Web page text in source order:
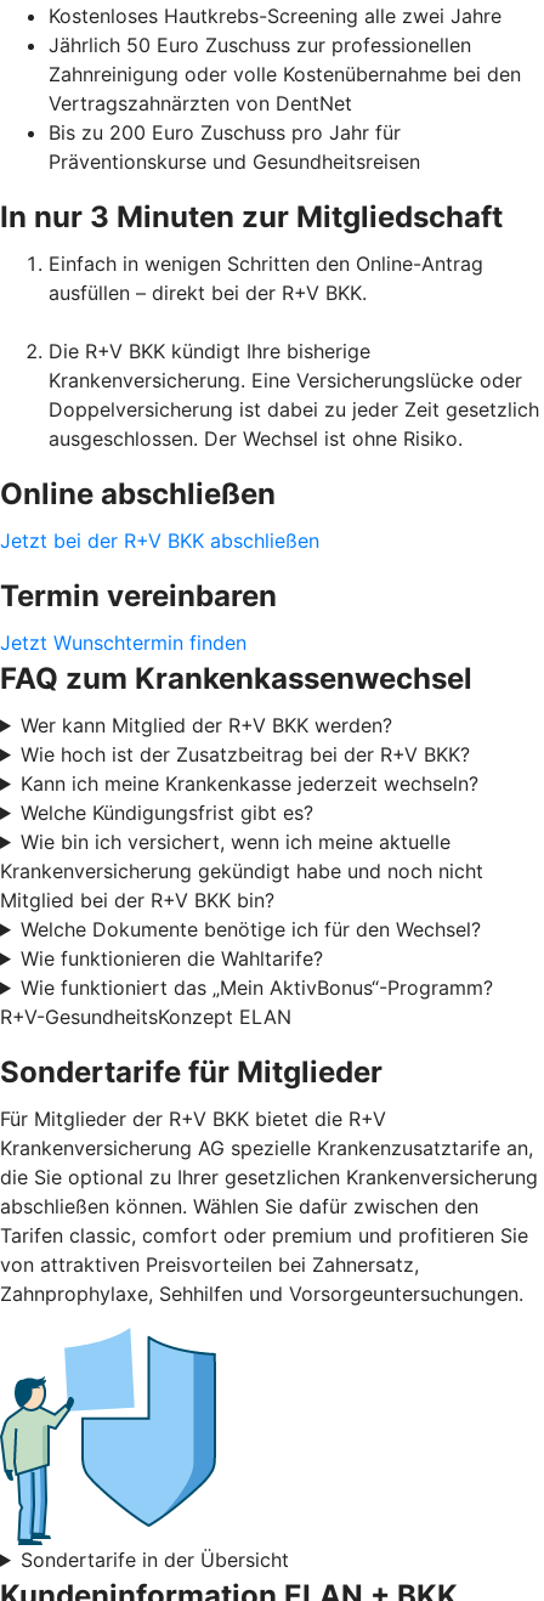
Kostenloses Hautkrebs-Screening alle zwei Jahre
Jährlich 50 Euro Zuschuss zur professionellen
Zahnreinigung oder volle Kostenübernahme bei den
Vertragszahnärzten von DentNet
Bis zu 200 Euro Zuschuss pro Jahr für
Präventionskurse und Gesundheitsreisen
In nur 3 Minuten zur Mitgliedschaft
Einfach in wenigen Schritten den Online-Antrag
ausfüllen – direkt bei der R+V BKK.
Die R+V BKK kündigt Ihre bisherige
Krankenversicherung. Eine Versicherungslücke oder
Doppelversicherung ist dabei zu jeder Zeit gesetzlich
ausgeschlossen. Der Wechsel ist ohne Risiko.
Online abschließen
Jetzt bei der R+V BKK abschließen
Termin vereinbaren
Jetzt Wunschtermin finden
FAQ zum Krankenkassenwechsel
Wer kann Mitglied der R+V BKK werden?
Wie hoch ist der Zusatzbeitrag bei der R+V BKK?
Kann ich meine Krankenkasse jederzeit wechseln?
Welche Kündigungsfrist gibt es?
Wie bin ich versichert, wenn ich meine aktuelle
Krankenversicherung gekündigt habe und noch nicht
Mitglied bei der R+V BKK bin?
Welche Dokumente benötige ich für den Wechsel?
Wie funktionieren die Wahltarife?
Wie funktioniert das „Mein AktivBonus“-Programm?
R+V-GesundheitsKonzept ELAN
Sondertarife für Mitglieder
Für Mitglieder der R+V BKK bietet die R+V
Krankenversicherung AG spezielle Krankenzusatztarife an,
die Sie optional zu Ihrer gesetzlichen Krankenversicherung
abschließen können. Wählen Sie dafür zwischen den
Tarifen classic, comfort oder premium und profitieren Sie
von attraktiven Preisvorteilen bei Zahnersatz,
Zahnprophylaxe, Sehhilfen und Vorsorgeuntersuchungen.
Sondertarife in der Übersicht